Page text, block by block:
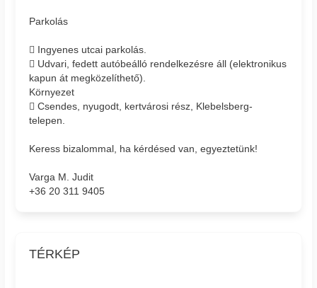
Parkolás
 Ingyenes utcai parkolás.
 Udvari, fedett autóbeálló rendelkezésre áll (elektronikus
kapun át megközelíthető).
Környezet
 Csendes, nyugodt, kertvárosi rész, Klebelsberg-
telepen.
Keress bizalommal, ha kérdésed van, egyeztetünk!
Varga M. Judit
+36 20 311 9405
TÉRKÉP